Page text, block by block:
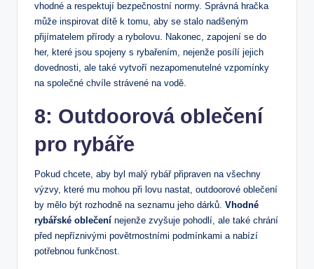
‍vhodné a respektují bezpečnostní normy.‍ Správná hračka⁢
může inspirovat dítě k⁣ tomu, aby se‍ stalo nadšeným
přijímatelem přírody a rybolovu. ‍Nakonec, zapojení se⁣ do‍
her, které jsou spojeny s rybařením, nejenže posílí ‌jejich
dovednosti, ⁤ale také⁣ vytvoří nezapomenutelné‍ vzpomínky
na společné chvíle strávené na vodě.
8: ⁣Outdoorová oblečení
pro rybáře
Pokud⁤ chcete, aby byl⁤ malý rybář připraven na všechny
výzvy, které mu mohou při lovu nastat,⁣ outdoorové oblečení
by mělo být rozhodně ⁣na seznamu jeho dárků. Vhodné
rybářské⁢ oblečení nejenže⁢ zvyšuje pohodlí, ale také⁤ chrání
před nepříznivými ⁢povětrnostními podmínkami a nabízí
⁣potřebnou⁤ funkčnost.